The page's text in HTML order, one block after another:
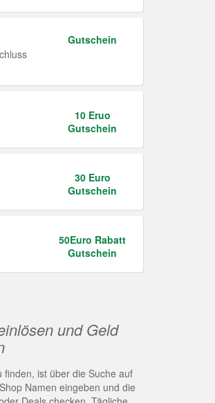
Gutschein
10 Eruo
Gutschein
30 Euro
Gutschein
50Euro Rabatt
Gutschein
und Geld
ist über die Suche auf
Namen eingeben und die